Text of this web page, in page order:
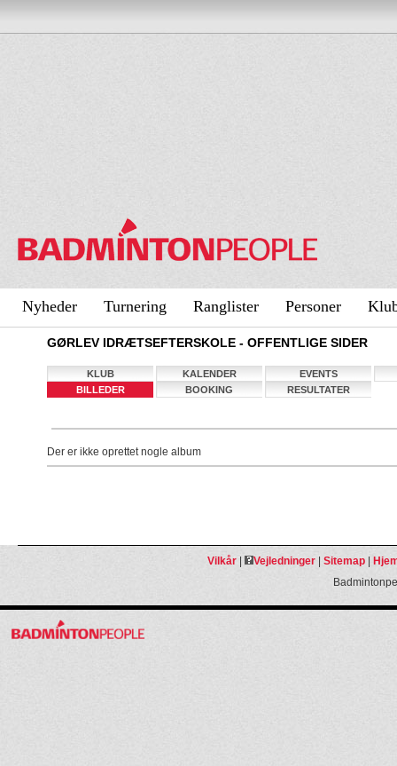
Nyheder Turnering Ranglister Personer
GØRLEV IDRÆTSEFTERSKOLE - OFFENTLIGE SIDER
KLUB KALENDER
EVENTS
BILLEDER
BOOKING RESULTATER
Der er ikke oprettet nogle album
Vilkår| Vejledninger| Sitemap|